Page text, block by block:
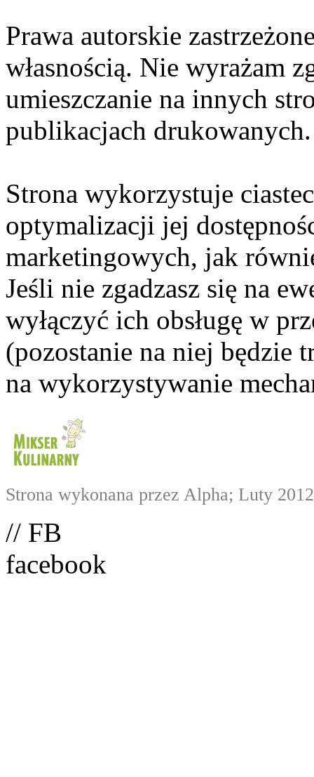
Prawa autorskie
własnością. Nie wyrażam
umieszczanie na innych
publikacjach drukowanych.
Strona wykorzystuje
optymalizacji jej
marketingowych, jak
Jeśli nie zgadzasz się na
wyłączyć ich obsługę w
(pozostanie na niej będzie
na wykorzystywanie
Strona wykonana przez Alpha; Luty 2012
// FB
facebook